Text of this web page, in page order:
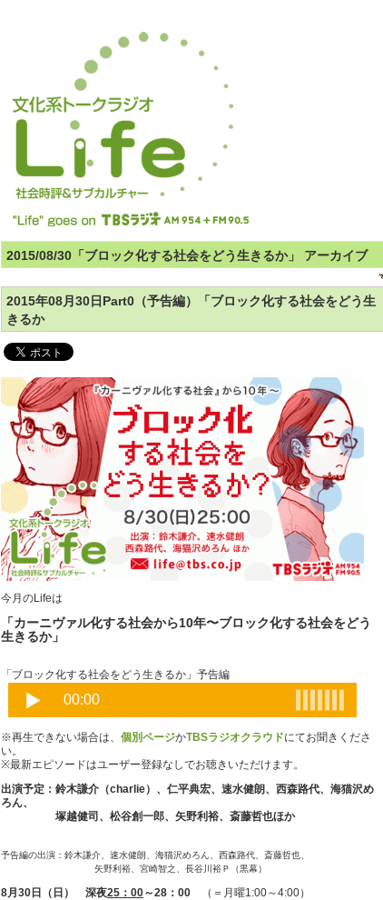
2015/08/30「ブロック化する社会をどう生きるか」 アーカイブ
2015年08月30日Part0（予告編）「ブロック化する社会をどう生
きるか
今月のLifeは
「カーニヴァル化する社会から10年〜ブロック化する社会をどう
生きるか」
「ブロック化する社会をどう生きるか」予告編
※再生できない場合は、 個別ページかTBSラジオクラウドにてお聞きくださ
い。
※最新エピソードはユーザー登録なしでお聴きいただけます。
出演予定：鈴木謙介（charlie）、仁平典宏、速水健朗、西森路代、海猫沢め
ろん、
塚越健司、松谷創一郎、矢野利裕、斎藤哲也ほか
予告編の出演：鈴木謙介、速水健朗、海猫沢めろん、西森路代、斎藤哲也、
矢野利裕、宮崎智之、長谷川裕Ｐ（黒幕）
8月30日（日） 深夜25：00～28：00 （＝月曜1:00～4:00）